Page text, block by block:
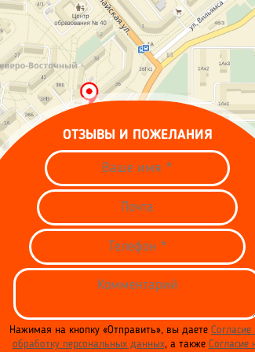
ОТЗЫВЫ И ПОЖЕЛАНИЯ
Нажимая на кнопку «Отправить», вы даете Согласие
обработку персональных данных, а также Согласие